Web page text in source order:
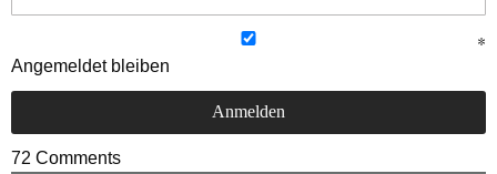
Angemeldet bleiben
72 Comments